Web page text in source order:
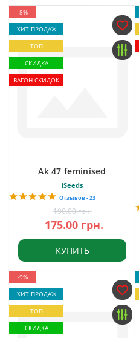
-8%
ХИТ ПРОДАЖ
ТОП
СКИДКА
ВАГОН СКИДОК
Ak 47 feminised
iSeeds
Отзывов - 23
190.00 грн.
175.00 грн.
КУПИТЬ
-9%
ХИТ ПРОДАЖ
ТОП
СКИДКА